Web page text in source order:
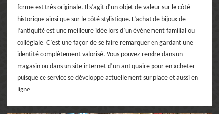
forme est très originale. Il s’agit d’un objet de valeur sur le côté
historique ainsi que sur le côté stylistique. L’achat de bijoux de
l’antiquité est une meilleure idée lors d’un évènement familial ou
collégiale. C’est une façon de se faire remarquer en gardant une
identité complètement valorisé. Vous pouvez rendre dans un
magasin ou dans un site internet d’un antiquaire pour en acheter
puisque ce service se développe actuellement sur place et aussi en
ligne.